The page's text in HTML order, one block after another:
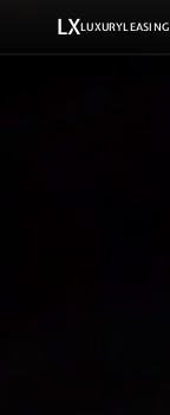
LXLUXURYLEASING